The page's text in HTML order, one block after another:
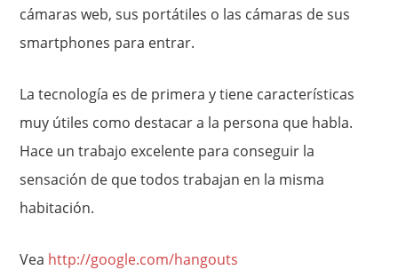
cámaras web, sus portátiles o las cámaras de sus
smartphones para entrar.
La tecnología es de primera y tiene características
muy útiles como destacar a la persona que habla.
Hace un trabajo excelente para conseguir la
sensación de que todos trabajan en la misma
habitación.
Vea http://google.com/hangouts